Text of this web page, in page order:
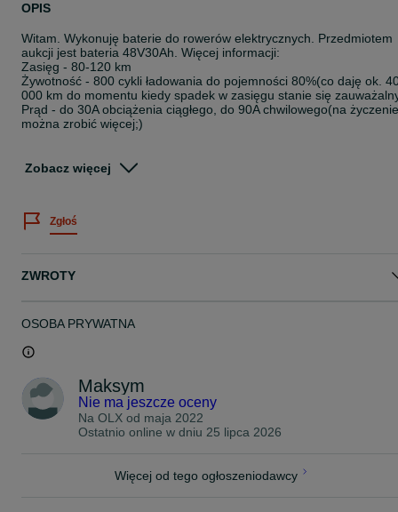
OPIS
Witam. Wykonuję baterie do rowerów elektrycznych. Przedmiotem
aukcji jest bateria 48V30Ah. Więcej informacji:
Zasięg - 80-120 km
Żywotność - 800 cykli ładowania do pojemności 80%(co daję ok.
000 km do momentu kiedy spadek w zasięgu stanie się
Prąd - do 30A obciążenia ciągłego, do 90A chwilowego(na życzenie
można zrobić więcej;)
ograniczenia napięcia ładowania i rozładowania, co jeszcze
baterie. Pojemność wszystkich baterii jest sprawdzana przed
sprzedażą. Na życzenie wysyłam zdjęcia ze środka baterii, nie
Bidon Polly DP 5 5C 7 9 Hailong 21700 18650 rower elektryczny
rower glovo uber pyszne bolt bidonowa
Zobacz więcej
Zgłoś
ZWROTY
OSOBA PRYWATNA
Maksym
Nie ma jeszcze oceny
Na OLX od maja 2022
Ostatnio online w dniu 25 lipca 2026
Więcej od tego ogłoszeniodawcy